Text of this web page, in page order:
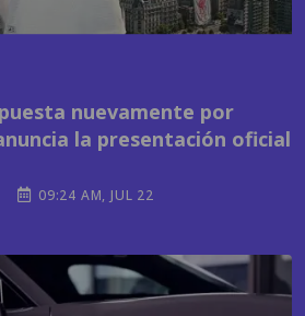
nuevamente por
la presentación oficial
09:24 AM, JUL 22